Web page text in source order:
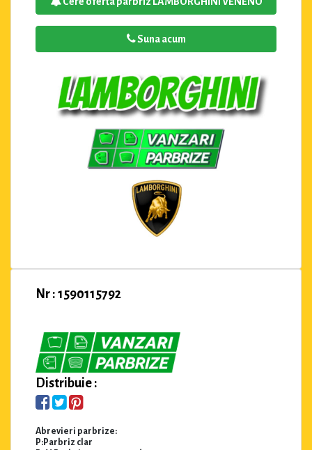
Suna acum
Nr : 1590115792
Distribuie :
Abrevieri parbrize:
P:Parbriz clar